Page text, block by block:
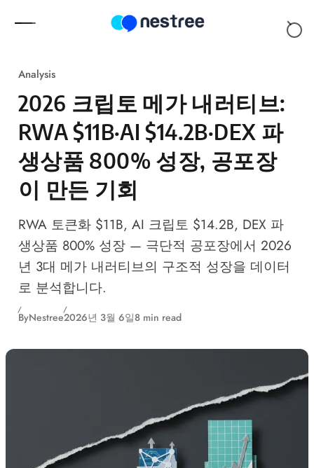
Analysis
2026 크립토 메가 내러티브:
RWA $11B·AI $14.2B·DEX 파
생상품 800% 성장, 공포장
이 만든 기회
RWA 토큰화 $11B, AI 크립토 $14.2B, DEX 파
생상품 800% 성장 — 극단적 공포장에서 2026
년 3대 메가 내러티브의 구조적 성장을 데이터
로 분석합니다.
ByNestree2026년 3월 6일8 min read